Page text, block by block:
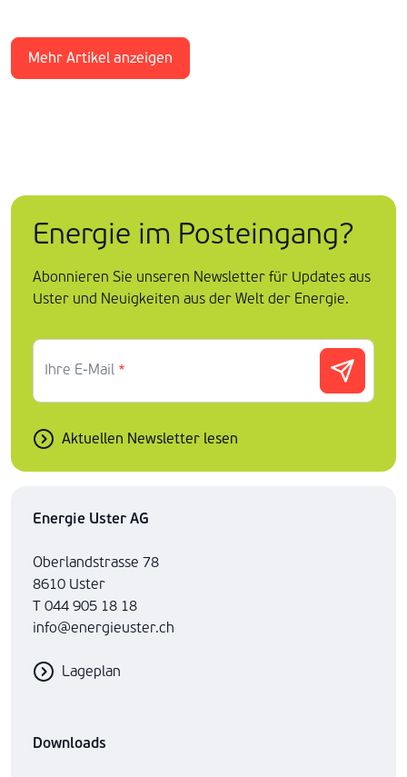
Mehr Artikel anzeigen
Energie im Posteingang?
Abonnieren Sie unseren Newsletter für Updates aus
Uster und Neuigkeiten aus der Welt der Energie.
Ihre E-Mail *
Aktuellen Newsletter lesen
Energie Uster AG
Oberlandstrasse 78
8610 Uster
T 044 905 18 18
info@energieuster.ch
Lageplan
Downloads